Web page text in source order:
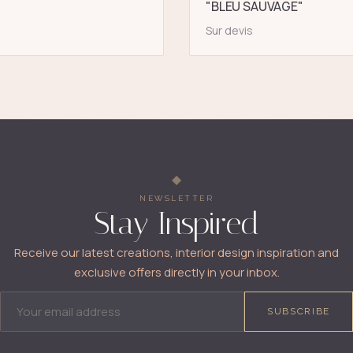
"BLEU SAUVAGE"
Sur devis
NEWSLETTER
Stay Inspired
Receive our latest creations, interior design inspiration and
exclusive offers directly in your inbox.
SUBSCRIBE